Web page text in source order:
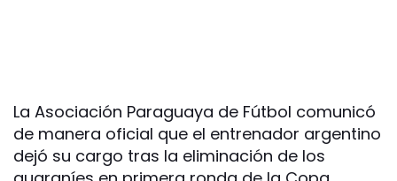
La Asociación Paraguaya de Fútbol comunicó
de manera oficial que el entrenador argentino
dejó su cargo tras la eliminación de los